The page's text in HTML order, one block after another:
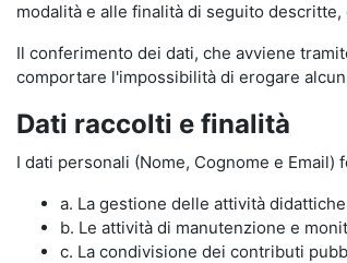
modalità e alle finalità di seguito
Il conferimento dei dati, che avviene
comportare l'impossibilità di erogare
Dati raccolti e finalità
I dati personali (Nome, Cognome e
a. La gestione delle attività
b. Le attività di manutenzione e
c. La condivisione dei contributi